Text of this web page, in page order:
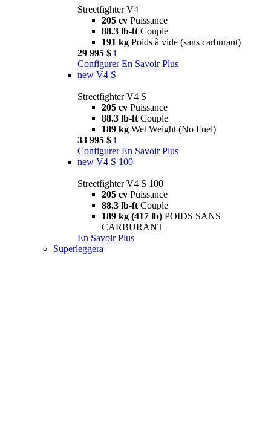
Streetfighter V4
205 cv Puissance
88.3 lb-ft Couple
191 kg Poids à vide (sans carburant)
29 995 $ i
Configurer En Savoir Plus
new V4 S
Streetfighter V4 S
205 cv Puissance
88.3 lb-ft Couple
189 kg Wet Weight (No Fuel)
33 995 $ i
Configurer En Savoir Plus
new V4 S 100
Streetfighter V4 S 100
205 cv Puissance
88.3 lb-ft Couple
189 kg (417 lb) POIDS SANS
CARBURANT
En Savoir Plus
Superleggera